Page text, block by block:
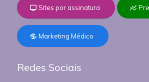
Sites por assinatura
Marketing Médico
Redes Sociais